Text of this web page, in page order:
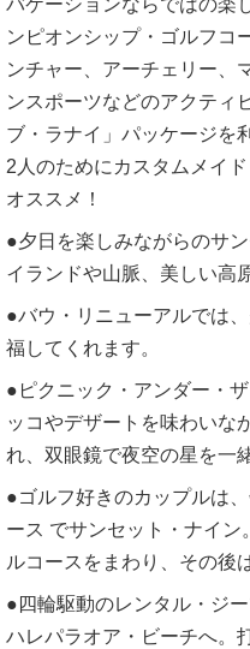
バケーションならではの楽
ンピオンシップ・ゴルフコ
ンチャー、アーチェリー、
ンスポーツなどのアクティ
ブ・ラナイ」パッケージを
2人のためにカスタムメイ
オススメ！
●夕日を楽しみながらのサ
イランドや山脈、美しい高
●バウ・リニューアルでは
福してくれます。
●ピクニック・アンダー・
ッコやデザートを味わいな
れ、双眼鏡で夜空の星を一
●ゴルフ好きのカップルは
ース でサンセット・ナイ
ルコースをまわり、その後
●四輪駆動のレンタル・ジ
ハレパラオア・ビーチへ。